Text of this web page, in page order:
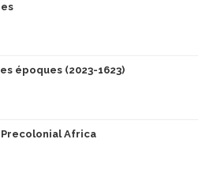
époques (2023-1623)
Africa